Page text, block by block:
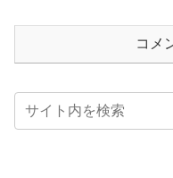
コメ